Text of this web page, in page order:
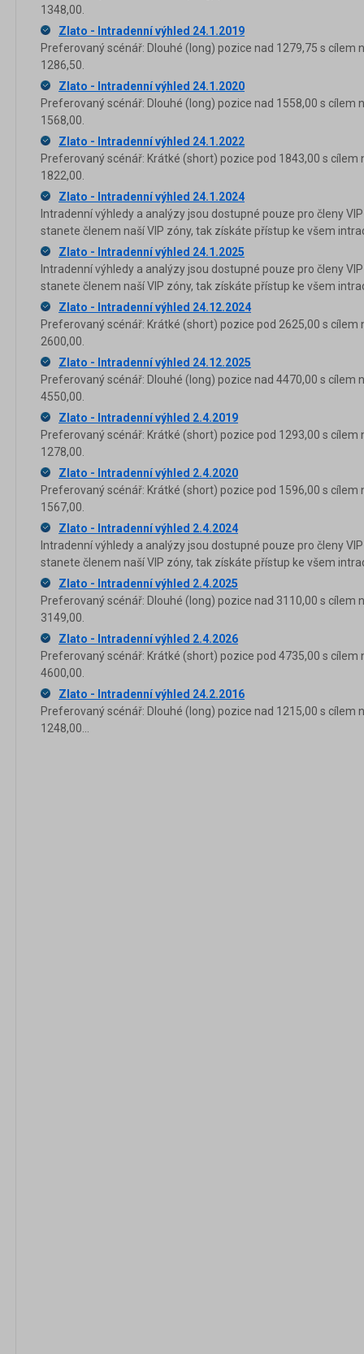
1348,00.
Zlato - Intradenní výhled 24.1.2019
Preferovaný scénář: Dlouhé (long) pozice nad 1279,75 s cílem
1286,50.
Zlato - Intradenní výhled 24.1.2020
Preferovaný scénář: Dlouhé (long) pozice nad 1558,00 s cílem
1568,00.
Zlato - Intradenní výhled 24.1.2022
Preferovaný scénář: Krátké (short) pozice pod 1843,00 s cílem
1822,00.
Zlato - Intradenní výhled 24.1.2024
Intradenní výhledy a analýzy jsou dostupné pouze pro členy
stanete členem naší VIP zóny, tak získáte přístup ke všem
Zlato - Intradenní výhled 24.1.2025
Intradenní výhledy a analýzy jsou dostupné pouze pro členy
stanete členem naší VIP zóny, tak získáte přístup ke všem
Zlato - Intradenní výhled 24.12.2024
Preferovaný scénář: Krátké (short) pozice pod 2625,00 s cílem
2600,00.
Zlato - Intradenní výhled 24.12.2025
Preferovaný scénář: Dlouhé (long) pozice nad 4470,00 s cílem
4550,00.
Zlato - Intradenní výhled 2.4.2019
Preferovaný scénář: Krátké (short) pozice pod 1293,00 s cílem
1278,00.
Zlato - Intradenní výhled 2.4.2020
Preferovaný scénář: Krátké (short) pozice pod 1596,00 s cílem
1567,00.
Zlato - Intradenní výhled 2.4.2024
Intradenní výhledy a analýzy jsou dostupné pouze pro členy
stanete členem naší VIP zóny, tak získáte přístup ke všem
Zlato - Intradenní výhled 2.4.2025
Preferovaný scénář: Dlouhé (long) pozice nad 3110,00 s cílem
3149,00.
Zlato - Intradenní výhled 2.4.2026
Preferovaný scénář: Krátké (short) pozice pod 4735,00 s cílem
4600,00.
Zlato - Intradenní výhled 24.2.2016
Preferovaný scénář: Dlouhé (long) pozice nad 1215,00 s cílem
1248,00...